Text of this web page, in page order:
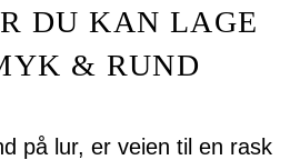
DU KAN LAGE
& RUND
på lur, er veien til en rask